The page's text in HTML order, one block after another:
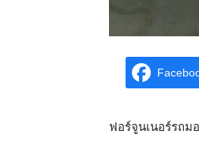
ฟอร์จูนเนอร์รถม